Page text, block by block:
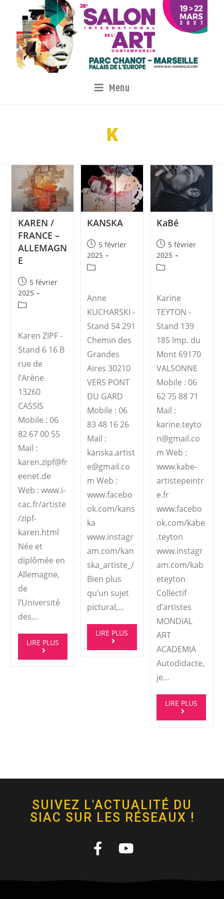
Menu
K
KAREN /
FRANCE –
ALLEMAGN
E
5 février
2025
Karen ZIPF -
Stand 6 16 B
rue de
l’Arène
13260
CASSIS
Mobile : 06
82 67 00 55
Mail :
karen.zipf@fr
eenet.de
Web : www.i-
cac.fr/artiste
/zipf-
karen.html
Née et
diplômée en
Allemagne,
de
l’Université
des…
LIRE PLUS
KANSKA
5 février
2025
Anne
KUCHARSKI -
Stand 54 291
Chemin des
Grandes
Aires 30210
VERS PONT
DU GARD
Mobile : 06
83 48 16 26
Mail :
kanska.artist
e@gmail.co
m Web :
www.facebo
ok.com/kans
ka
www.instagr
am.com/kan
ska_artiste_/
Bien plus
qu’un sujet
pictural,…
LIRE PLUS
KaBé
5 février
2025
Karine
TEYTON -
Stand 139
185 Imp. du
Mont 69170
VALSONNE
Mobile : 06
62 75 88 71
Mail :
karine.teyto
n@gmail.co
m Web :
www.kabe-
artistepeintr
e.fr
www.facebo
ok.com/kabe
.teyton
www.instagr
am.com/kab
eteyton
Collectif
d’artistes
MONDIAL
ART
ACADEMIA
Autodidacte,
je…
LIRE PLUS
SUIVEZ L'ACTUALITÉ DU
SIAC SUR LES RÉSEAUX !